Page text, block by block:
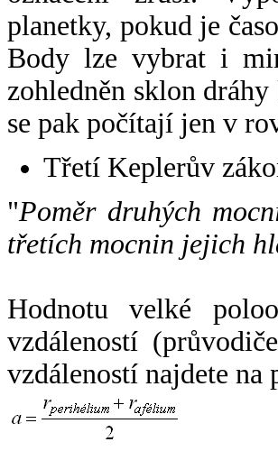
planetky, pokud je
Body lze vybrat i
zohledněn sklon
se pak počítají jen v
Třetí Keplerův
"Poměr druhých
třetích mocnin jejich
Hodnotu velké
vzdáleností (průvodiče
vzdáleností najdete na